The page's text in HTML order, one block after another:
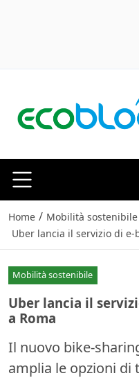
Home / Mobilità sostenibile
Uber lancia il servizio di e-
Mobilità sostenibile
Uber lancia il
a Roma
Il nuovo bike-
amplia le opzioni